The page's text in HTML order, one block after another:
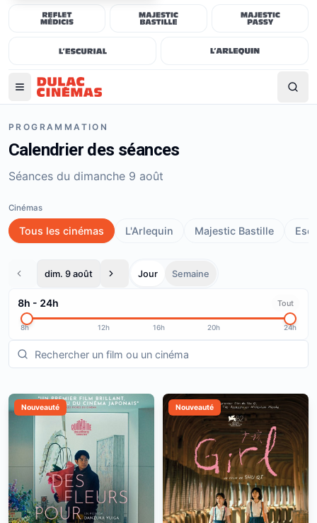
PROGRAMMATION
Calendrier des séances
Séances du dimanche 9 août
dim. 9 août Jour Semaine
8h - 24h Tout
8h 12h 16h 20h 24h
Cinémas
Tous les cinémas L'Arlequin Majestic Bastille
Nouveauté Nouveauté